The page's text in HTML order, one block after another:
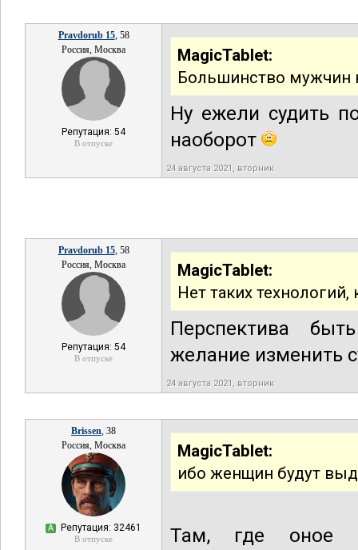
Pravdorub 15, 58
Россия, Москва
Репутация: 54
В отпуске
MagicTablet:
Большинство мужчин
Ну ежели судить
наоборот
24 августа 2021, вторник
Pravdorub 15, 58
Россия, Москва
Репутация: 54
В отпуске
MagicTablet:
Нет таких
Перспектива
желание изменить
24 августа 2021, вторник
Brissen, 38
Россия, Москва
А Репутация: 32461
В отпуске
MagicTablet:
ибо женщин будут
Там, где оное